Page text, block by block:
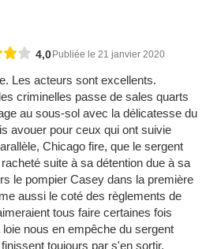
4,0 Publiée le 21 janvier 2020
Les acteurs sont excellents.
criminelles passe de sales quarts
au sous-sol avec la délicatesse du
avouer pour ceux qui ont suivie
Chicago fire, que le sergent
suite à sa détention due à sa
le pompier Casey dans la première
aussi le coté des règlements de
tous faire certaines fois
nous en empêche du sergent
toujours par s'en sortir.